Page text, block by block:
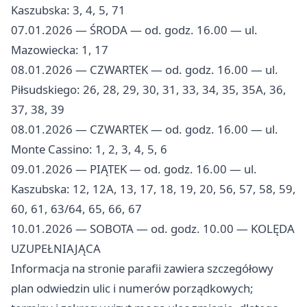
Kaszubska: 3, 4, 5, 71
07.01.2026 — ŚRODA — od. godz. 16.00 — ul.
Mazowiecka: 1, 17
08.01.2026 — CZWARTEK — od. godz. 16.00 — ul.
Piłsudskiego: 26, 28, 29, 30, 31, 33, 34, 35, 35A, 36,
37, 38, 39
08.01.2026 — CZWARTEK — od. godz. 16.00 — ul.
Monte Cassino: 1, 2, 3, 4, 5, 6
09.01.2026 — PIĄTEK — od. godz. 16.00 — ul.
Kaszubska: 12, 12A, 13, 17, 18, 19, 20, 56, 57, 58, 59,
60, 61, 63/64, 65, 66, 67
10.01.2026 — SOBOTA — od. godz. 10.00 — KOLĘDA
UZUPEŁNIAJĄCA
Informacja na stronie parafii zawiera szczegółowy
plan odwiedzin ulic i numerów porządkowych;